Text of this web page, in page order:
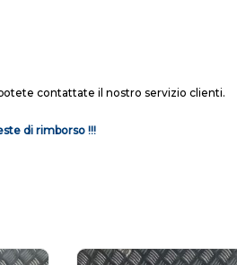
contattate il nostro servizio clienti.
di rimborso !!!